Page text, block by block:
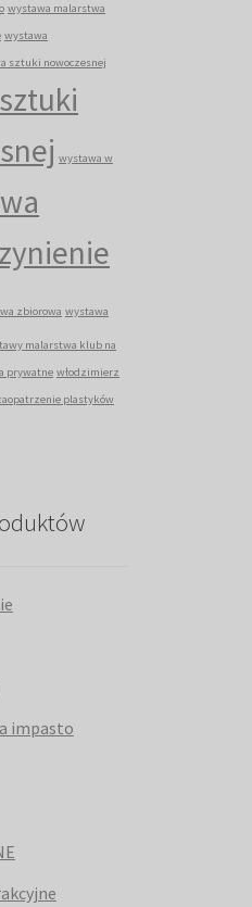
wystawa malarstwa
wystawa
sztuki nowoczesnej
wystawa w
zbiorowa wystawa
malarstwa klub na
prywatne włodzimierz
plastyków
impasto